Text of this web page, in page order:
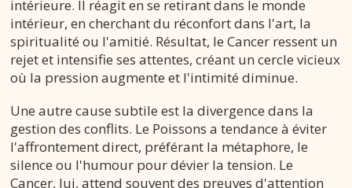
intérieure. Il réagit en se retirant dans le monde
intérieur, en cherchant du réconfort dans l'art, la
spiritualité ou l'amitié. Résultat, le Cancer ressent un
rejet et intensifie ses attentes, créant un cercle vicieux
où la pression augmente et l'intimité diminue.
Une autre cause subtile est la divergence dans la
gestion des conflits. Le Poissons a tendance à éviter
l'affrontement direct, préférant la métaphore, le
silence ou l'humour pour dévier la tension. Le
Cancer, lui, attend souvent des preuves d'attention